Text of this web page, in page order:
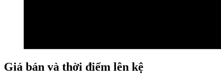
Giá bán và thời điểm lên kệ